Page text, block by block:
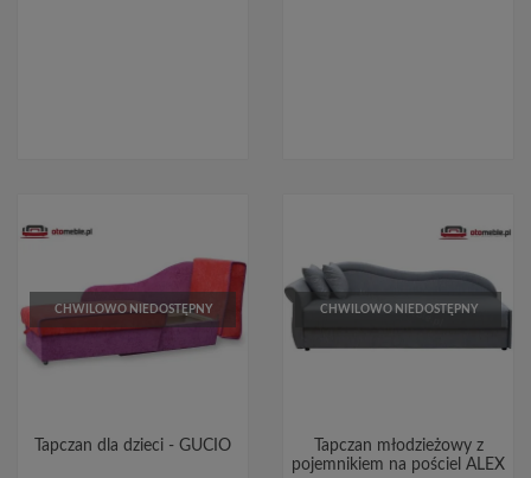
CHWILOWO NIEDOSTĘPNY
Tapczan dla dzieci - GUCIO
CHWILOWO NIEDOSTĘPNY
Tapczan młodzieżowy z
pojemnikiem na pościel ALEX